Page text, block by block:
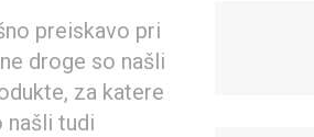
preiskavo pri
droge so našli
za katere
našli tudi